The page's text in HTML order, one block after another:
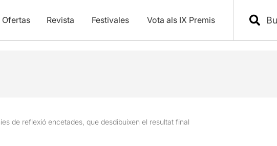
Ofertas Revista Festivales Vota als IX Premis
de reflexió encetades, que desdibuixen el resultat final